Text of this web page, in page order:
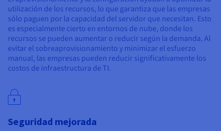
utilización de los recursos, lo que garantiza que las empresas
sólo paguen por la capacidad del servidor que necesitan. Esto
es especialmente cierto en entornos de nube, donde los
recursos se pueden aumentar o reducir según la demanda. Al
evitar el sobreaprovisionamiento y minimizar el esfuerzo
manual, las empresas pueden reducir significativamente los
costos de infraestructura de TI.
Seguridad mejorada